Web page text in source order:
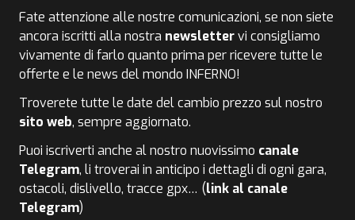
Fate attenzione alle nostre comunicazioni, se non siete
ancora iscritti alla nostra newslettervi consigliamo
vivamente di farlo quanto prima per ricevere tutte le
offerte e le news del mondo INFERNO!
Troverete tutte le date del cambio prezzo sul nostro
sito web, sempre aggiornato.
Puoi iscriverti anche al nostro nuovissimo canale
Telegram, li troverai in anticipo i dettagli di ogni gara,
ostacoli, dislivello, tracce gpx… (link al canale
Telegram)